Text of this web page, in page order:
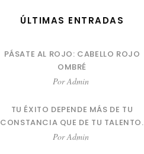
ÚLTIMAS ENTRADAS
PÁSATE AL ROJO: CABELLO ROJO
OMBRÉ
PorAdmin
TU ÉXITO DEPENDE MÁS DE TU
CONSTANCIA QUE DE TU TALENTO.
PorAdmin